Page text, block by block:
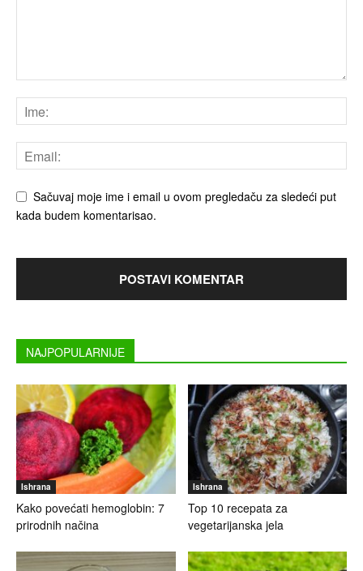
Sačuvaj moje ime i email u ovom pregledaču za sledeći put
kada budem komentarisao.
NAJPOPULARNIJE
Ishrana
Kako povećati hemoglobin: 7
prirodnih načina
Ishrana
Top 10 recepata za
vegetarijanska jela